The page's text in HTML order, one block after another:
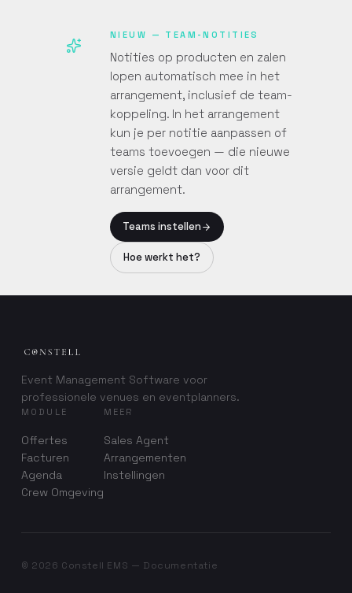
NIEUW — TEAM-NOTITIES
Notities op producten en zalen
lopen automatisch mee in het
arrangement, inclusief de team-
koppeling. In het arrangement
kun je per notitie aanpassen of
teams toevoegen — die nieuwe
versie geldt dan voor dit
arrangement.
Teams instellen
Hoe werkt het?
Event Management Software voor
professionele venues en eventplanners.
MODULE
Offertes
Facturen
Agenda
Crew Omgeving
MEER
Sales Agent
Arrangementen
Instellingen
© 2026 Constell EMS — Documentatie